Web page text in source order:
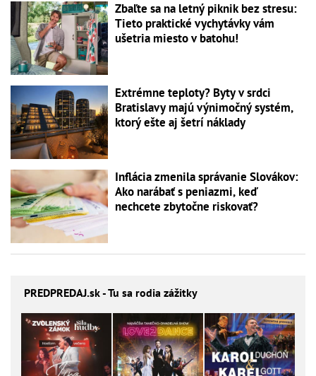
Zbaľte sa na letný piknik bez stresu:
Tieto praktické vychytávky vám
ušetria miesto v batohu!
Extrémne teploty? Byty v srdci
Bratislavy majú výnimočný systém,
ktorý ešte aj šetrí náklady
Inflácia zmenila správanie Slovákov:
Ako narábať s peniazmi, keď
nechcete zbytočne riskovať?
PREDPREDAJ.sk - Tu sa rodia zážitky